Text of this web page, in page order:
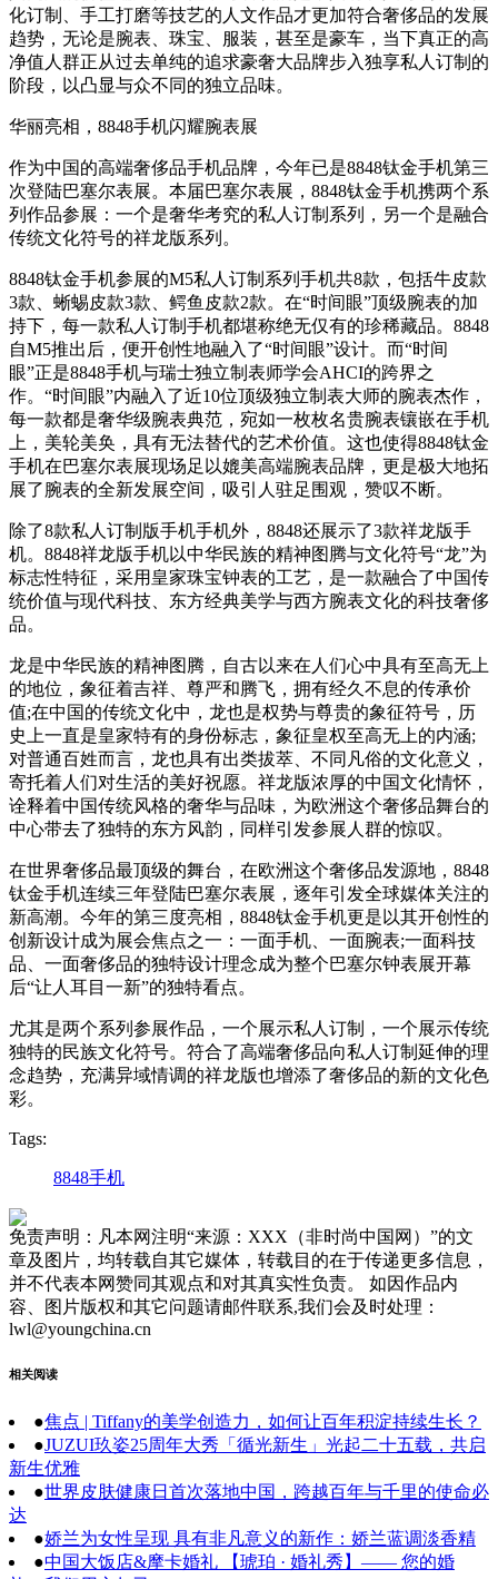
化订制、手工打磨等技艺的人文作品才更加符合奢侈品的发展
趋势，无论是腕表、珠宝、服装，甚至是豪车，当下真正的高
净值人群正从过去单纯的追求豪奢大品牌步入独享私人订制的
阶段，以凸显与众不同的独立品味。
华丽亮相，8848手机闪耀腕表展
作为中国的高端奢侈品手机品牌，今年已是8848钛金手机第三
次登陆巴塞尔表展。本届巴塞尔表展，8848钛金手机携两个系
列作品参展：一个是奢华考究的私人订制系列，另一个是融合
传统文化符号的祥龙版系列。
8848钛金手机参展的M5私人订制系列手机共8款，包括牛皮款
3款、蜥蜴皮款3款、鳄鱼皮款2款。在“时间眼”顶级腕表的加
持下，每一款私人订制手机都堪称绝无仅有的珍稀藏品。8848
自M5推出后，便开创性地融入了“时间眼”设计。而“时间
眼”正是8848手机与瑞士独立制表师学会AHCI的跨界之
作。“时间眼”内融入了近10位顶级独立制表大师的腕表杰作，
每一款都是奢华级腕表典范，宛如一枚枚名贵腕表镶嵌在手机
上，美轮美奂，具有无法替代的艺术价值。这也使得8848钛金
手机在巴塞尔表展现场足以媲美高端腕表品牌，更是极大地拓
展了腕表的全新发展空间，吸引人驻足围观，赞叹不断。
除了8款私人订制版手机手机外，8848还展示了3款祥龙版手
机。8848祥龙版手机以中华民族的精神图腾与文化符号“龙”为
标志性特征，采用皇家珠宝钟表的工艺，是一款融合了中国传
统价值与现代科技、东方经典美学与西方腕表文化的科技奢侈
品。
龙是中华民族的精神图腾，自古以来在人们心中具有至高无上
的地位，象征着吉祥、尊严和腾飞，拥有经久不息的传承价
值;在中国的传统文化中，龙也是权势与尊贵的象征符号，历
史上一直是皇家特有的身份标志，象征皇权至高无上的内涵;
对普通百姓而言，龙也具有出类拔萃、不同凡俗的文化意义，
寄托着人们对生活的美好祝愿。祥龙版浓厚的中国文化情怀，
诠释着中国传统风格的奢华与品味，为欧洲这个奢侈品舞台的
中心带去了独特的东方风韵，同样引发参展人群的惊叹。
在世界奢侈品最顶级的舞台，在欧洲这个奢侈品发源地，8848
钛金手机连续三年登陆巴塞尔表展，逐年引发全球媒体关注的
新高潮。今年的第三度亮相，8848钛金手机更是以其开创性的
创新设计成为展会焦点之一：一面手机、一面腕表;一面科技
品、一面奢侈品的独特设计理念成为整个巴塞尔钟表展开幕
后“让人耳目一新”的独特看点。
尤其是两个系列参展作品，一个展示私人订制，一个展示传统
独特的民族文化符号。符合了高端奢侈品向私人订制延伸的理
念趋势，充满异域情调的祥龙版也增添了奢侈品的新的文化色
彩。
Tags:
8848手机
免责声明：凡本网注明“来源：XXX（非时尚中国网）”的文
章及图片，均转载自其它媒体，转载目的在于传递更多信息，
并不代表本网赞同其观点和对其真实性负责。 如因作品内
容、图片版权和其它问题请邮件联系,我们会及时处理：
lwl@youngchina.cn
相关阅读
●焦点 | Tiffany的美学创造力，如何让百年积淀持续生长？
●JUZUI玖姿25周年大秀「循光新生」光起二十五载，共启
新生优雅
●世界皮肤健康日首次落地中国，跨越百年与千里的使命必
达
●娇兰为女性呈现 具有非凡意义的新作：娇兰蓝调淡香精
●中国大饭店&摩卡婚礼 【琥珀 · 婚礼秀】—— 您的婚